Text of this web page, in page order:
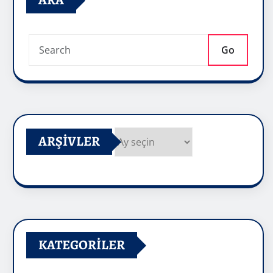
Go
ARŞIVLER
KATEGORILER